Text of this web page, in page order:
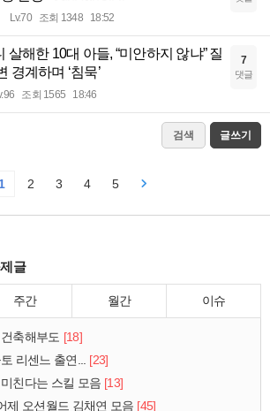
Lv.70 조회 1348 18:52
살해한 10대 아들, “미안하지 않냐” 질
경계하며 ‘침묵’
조회 1565 18:46
7
댓글
검색 글쓰기
1 2 3 4 5
글
주간 월간 이슈
축해부도 [18]
리센느 출연... [23]
친다는 스킬 모음 [13]
제 오션월드 김채연 모음 [45]